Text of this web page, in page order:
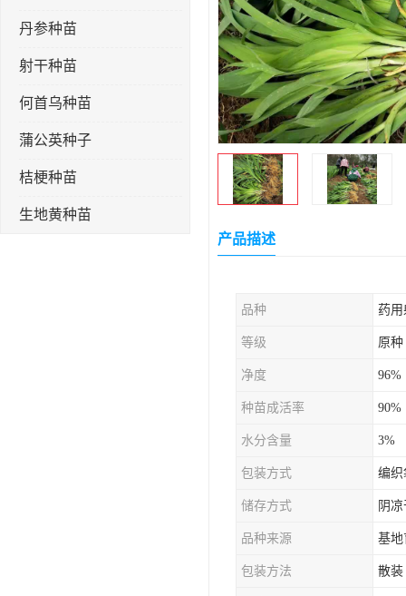
丹参种苗
射干种苗
何首乌种苗
蒲公英种子
桔梗种苗
生地黄种苗
产品描述
品种 药
等级 原种
净度 96%
种苗成活率 90%
水分含量 3%
包装方式 编织
储存方式 阴
品种来源 基地
包装方法 散装